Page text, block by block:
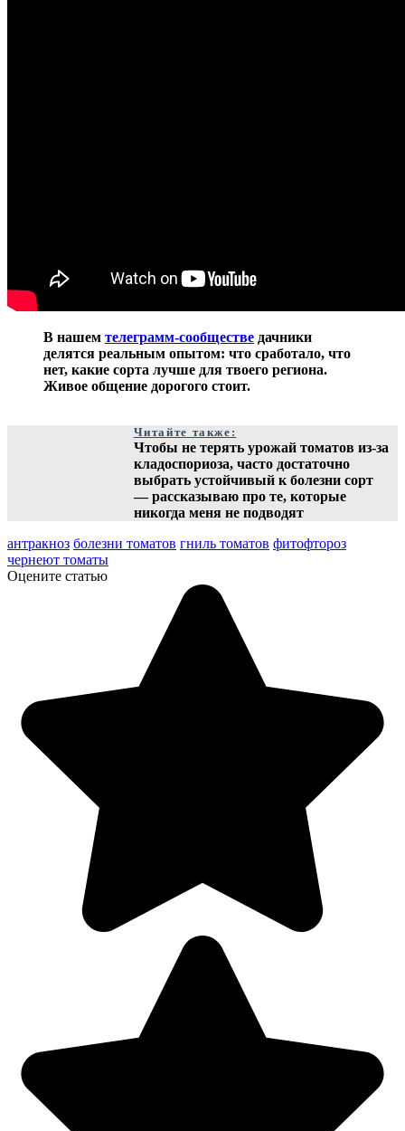
В нашем телеграмм-сообществе дачники
делятся реальным опытом: что сработало, что
нет, какие сорта лучше для твоего региона.
Живое общение дорогого стоит.
Читайте также:
Чтобы не терять урожай томатов из-за
кладоспориоза, часто достаточно
выбрать устойчивый к болезни сорт
— рассказываю про те, которые
никогда меня не подводят
антракноз болезни томатов гниль томатов фитофтороз
чернеют томаты
Оцените статью